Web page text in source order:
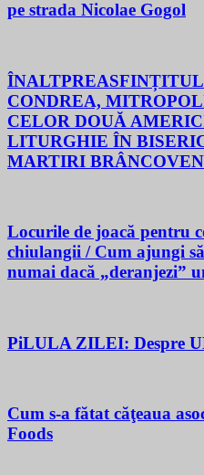
pe strada Nicolae Gogol
CONDREA,
CELOR DOUĂ
LITURGHIE ÎN
MARTIRI
Locurile de joacă pentru
chiulangii / Cum ajungi
numai dacă „deranjezi”
PiLULA ZILEI: Despre
Cum s-a fătat căţeaua
Foods